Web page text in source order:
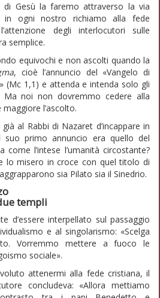
di Gesù la faremo attraverso la via
in ogni nostro richiamo alla fede
degli interlocutori sulle
semplice.
equivochi e non ascolti quando la
, cioè l’annuncio del «Vangelo di
(Mc 1,1) e attenda e intenda solo gli
Ma noi non dovremmo cedere alla
maggiore l’ascolto.
al Rabbi di Nazaret d’incappare in
suo primo annuncio era quello del
come l’intese l’umanità circostante?
lo misero in croce con quel titolo di
sia Pilato sia il Sinedrio.
templi
d’essere interpellato sul passaggio
e al singolarismo: «Scelga
Vorremmo mettere a fuoco le
sociale».
attenermi alla fede cristiana, il
concludeva: «Allora mettiamo